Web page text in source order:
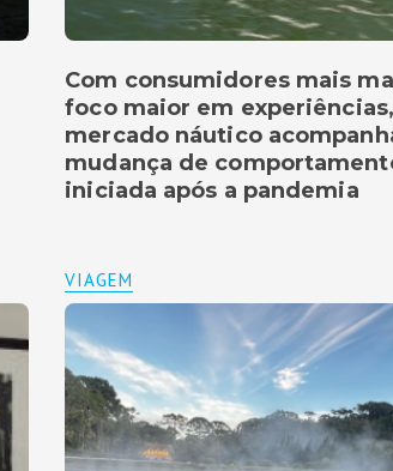
Com consumidores mais
foco maior em
mercado náutico
mudança de
iniciada após a pandemia
VIAGEM